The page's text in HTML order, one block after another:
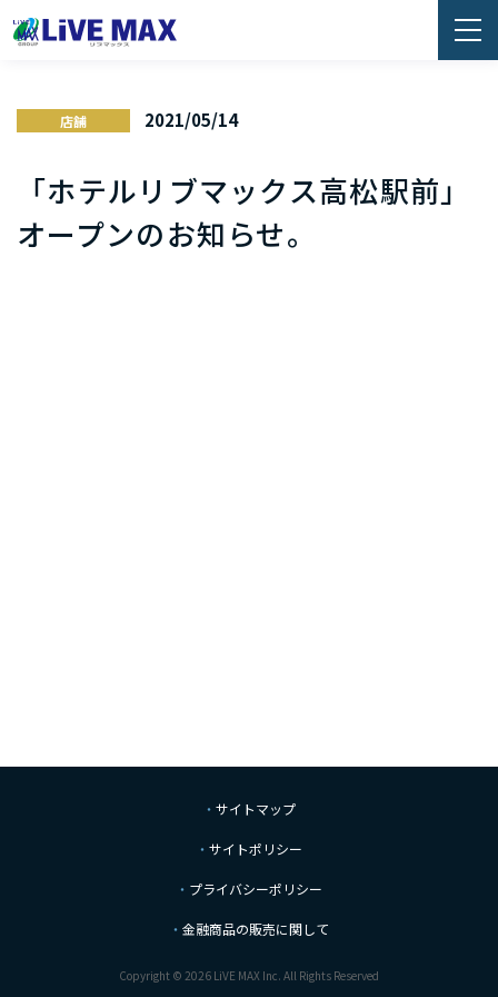
店舗 2021/05/14
「ホテルリブマックス高松駅前」
オープンのお知らせ。
サイトマップ
サイトポリシー
プライバシーポリシー
金融商品の販売に関して
Copyright © 2026 LiVE MAX Inc. All Rights Reserved